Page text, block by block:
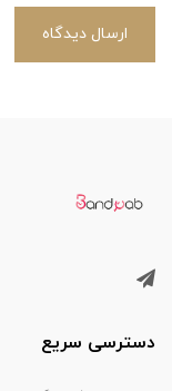
ارسال دیدگاه
دسترسی سریع